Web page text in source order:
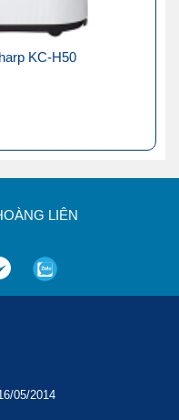
KC-H50
LIÊN
05/2014